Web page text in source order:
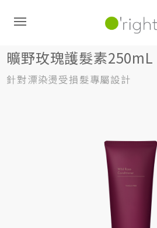
直購訂閱制
250mL
曠野玫瑰護髮素250mL
針對漂染燙受損髮專屬設計